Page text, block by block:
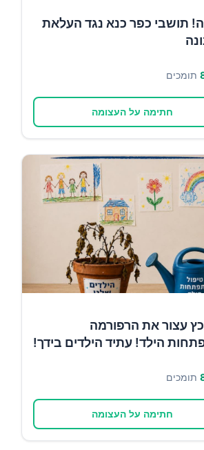
תושבי כפר כנא נגד העלאת
תומכים
חתימה על העצומה
כץ עצור את הרפורמה
הילד! עתיד הילדים בידך!
תומכים
חתימה על העצומה